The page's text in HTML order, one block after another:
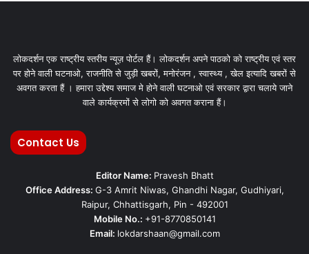
लोकदर्शन एक राष्ट्रीय स्तरीय न्यूज़ पोर्टल हैं। लोकदर्शन अपने पाठको को राष्ट्रीय एवं स्तर
पर होने वाली घटनाओ, राजनीति से जुड़ी खबरों, मनोरंजन , स्वास्थ्य , खेल इत्यादि खबरों से
अवगत करता हैं । हमारा उद्देश्य समाज मे होने वाली घटनाओ एवं सरकार द्वारा चलाये जाने
वाले कार्यक्रमों से लोगो को अवगत कराना हैं।
Contact Us
Editor Name: Pravesh Bhatt
Office Address: G-3 Amrit Niwas, Ghandhi Nagar, Gudhiyari,
Raipur, Chhattisgarh, Pin - 492001
Mobile No.: +91-8770850141
Email: lokdarshaan@gmail.com